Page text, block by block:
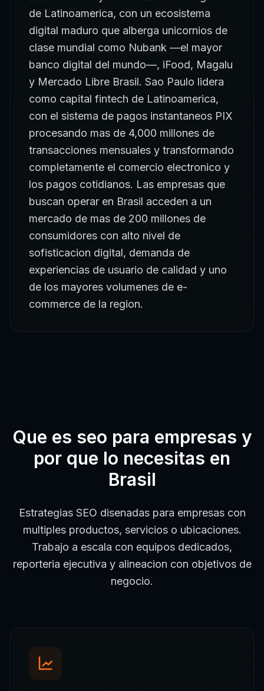
de Latinoamerica, con un ecosistema
digital maduro que alberga unicornios de
clase mundial como Nubank —el mayor
banco digital del mundo—, iFood, Magalu
y Mercado Libre Brasil. Sao Paulo lidera
como capital fintech de Latinoamerica,
con el sistema de pagos instantaneos PIX
procesando mas de 4,000 millones de
transacciones mensuales y transformando
completamente el comercio electronico y
los pagos cotidianos. Las empresas que
buscan operar en Brasil acceden a un
mercado de mas de 200 millones de
consumidores con alto nivel de
sofisticacion digital, demanda de
experiencias de usuario de calidad y uno
de los mayores volumenes de e-
commerce de la region.
Que es seo para empresas y
por que lo necesitas en
Brasil
Estrategias SEO disenadas para empresas con
multiples productos, servicios o ubicaciones.
Trabajo a escala con equipos dedicados,
reporteria ejecutiva y alineacion con objetivos de
negocio.